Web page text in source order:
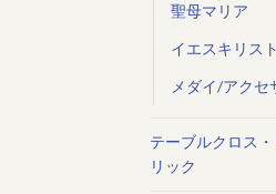
聖母マリア
イエスキリスト
メダイ/アクセ
テーブルクロス
リック